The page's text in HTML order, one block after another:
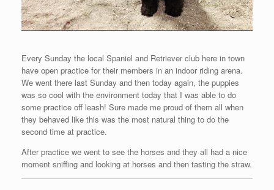
Every Sunday the local Spaniel and Retriever club here in town
have open practice for their members in an indoor riding arena.
We went there last Sunday and then today again, the puppies
was so cool with the environment today that I was able to do
some practice off leash! Sure made me proud of them all when
they behaved like this was the most natural thing to do the
second time at practice.
After practice we went to see the horses and they all had a nice
moment sniffing and looking at horses and then tasting the straw.